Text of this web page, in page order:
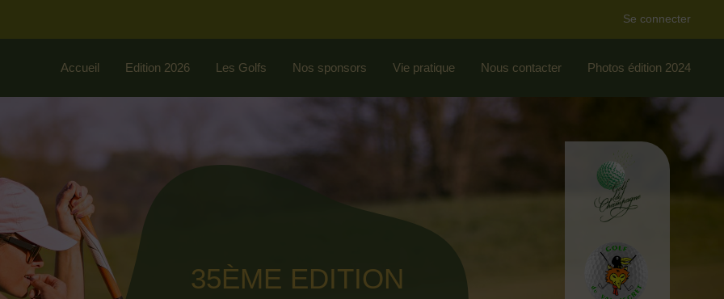
Se connecter
Accueil Edition 2026 Les Golfs Nos sponsors Vie pratique Nous contacter Photos édition 2024
35ÈME EDITION